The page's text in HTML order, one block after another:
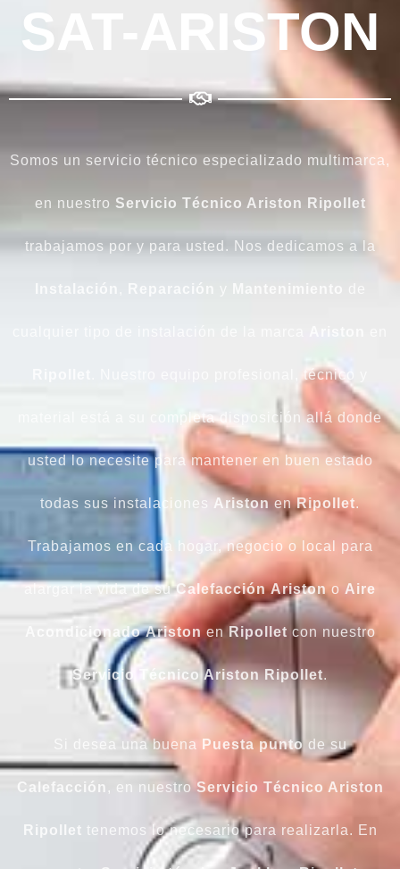
SAT-ARISTON
Somos un servicio técnico especializado multimarca,
en nuestro Servicio Técnico Ariston Ripollet
trabajamos por y para usted. Nos dedicamos a la
Mantenimiento
. Nuestro equipo profesional, técnico y
material está a su completa disposición allá donde
usted lo necesite para mantener en buen estado
todas sus instalaciones Ariston enRipollet.
Trabajamos en cada hogar, negocio o local para
alargar la vida de suCalefacción Ariston o Aire
Acondicionado Ariston en Ripollet con nuestro
Servicio Técnico Ariston Ripollet.
Si desea una buena Puesta punto de su
Calefacción , en nuestroServicio Técnico Ariston
Ripollet tenemos lo necesario para realizarla. En